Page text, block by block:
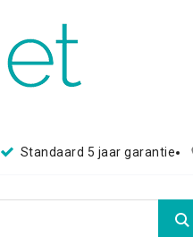
Standaard 5 jaar garantie